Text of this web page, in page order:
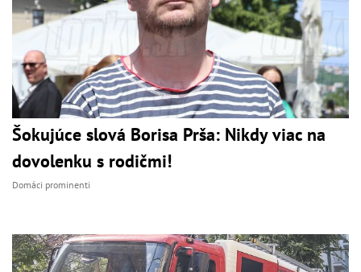
Šokujúce slová Borisa Prša: Nikdy viac na
dovolenku s rodičmi!
Domáci prominenti